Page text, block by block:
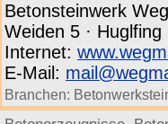
Betonsteinwerk
Weiden 5 ·
Internet:
E-Mail:
Branchen: